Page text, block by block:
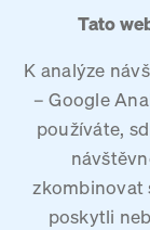
Tato
K analýze
– Google
používáte,
zkombinovat
poskytli